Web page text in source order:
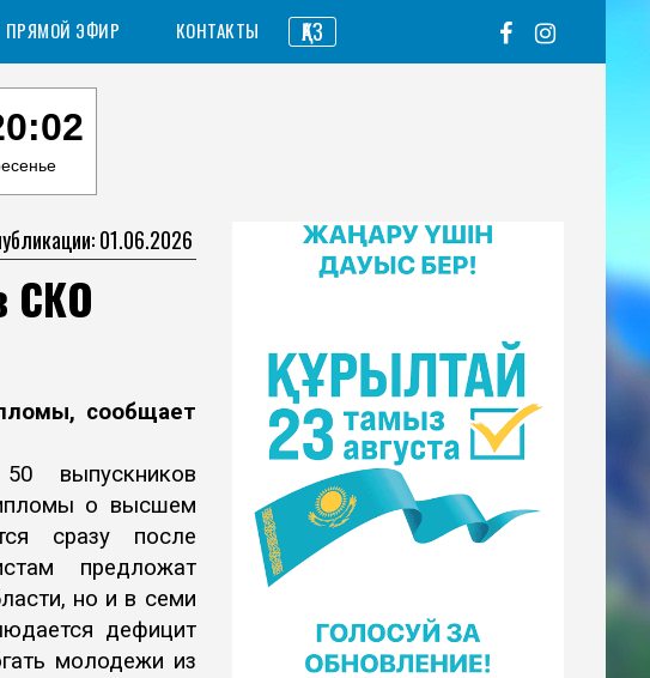
ПРЯМОЙ ЭФИР КОНТАКТЫ ҚАЗ
01.06.2026
СКО
сообщает
выпускников
о высшем
сразу после
предложат
но и в семи
дефицит
молодежи из